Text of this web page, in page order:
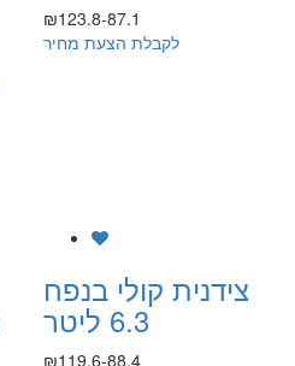
₪123.8-87.1
לקבלת הצעת מחיר
צידנית קולי בנפח
6.3 ליטר
₪119.6-88.4